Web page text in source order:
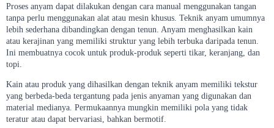
Proses anyam dapat dilakukan dengan cara manual menggunakan tangan
tanpa perlu menggunakan alat atau mesin khusus. Teknik anyam umumnya
lebih sederhana dibandingkan dengan tenun. Anyam menghasilkan kain
atau kerajinan yang memiliki struktur yang lebih terbuka daripada tenun.
Ini membuatnya cocok untuk produk-produk seperti tikar, keranjang, dan
topi.
Kain atau produk yang dihasilkan dengan teknik anyam memiliki tekstur
yang berbeda-beda tergantung pada jenis anyaman yang digunakan dan
material medianya. Permukaannya mungkin memiliki pola yang tidak
teratur atau dapat bervariasi, bahkan bermotif.